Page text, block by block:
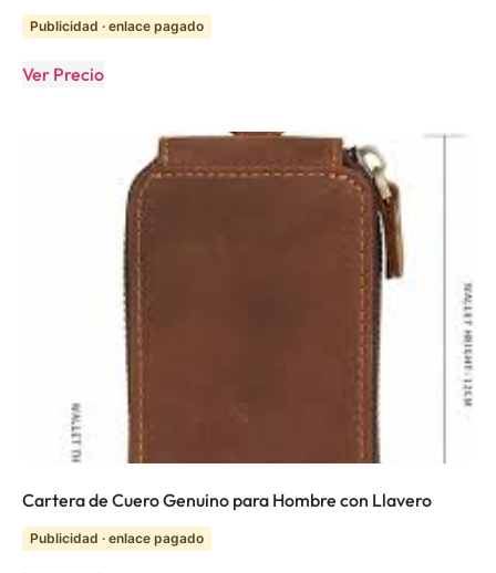
Publicidad · enlace pagado
Ver Precio
Cartera de Cuero Genuino para Hombre con Llavero
Publicidad · enlace pagado